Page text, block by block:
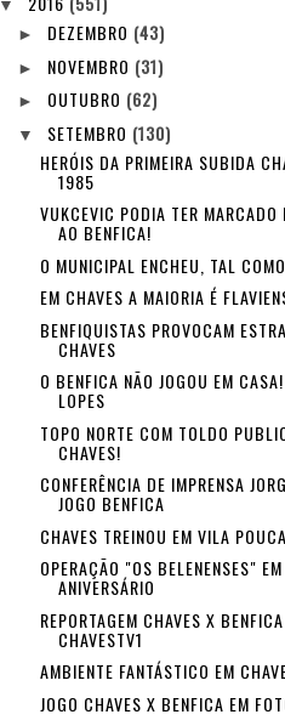
▼
► DEZEMBRO (43)
► NOVEMBRO (31)
► OUTUBRO (62)
▼ SETEMBRO (130)
HERÓIS DA PRIMEIRA SUBIDA
1985
VUKCEVIC PODIA TER MARCADO
AO BENFICA!
O MUNICIPAL ENCHEU, TAL COMO
EM CHAVES A MAIORIA É
BENFIQUISTAS PROVOCAM
CHAVES
O BENFICA NÃO JOGOU EM
LOPES
TOPO NORTE COM TOLDO
CHAVES!
CONFERÊNCIA DE IMPRENSA
JOGO BENFICA
CHAVES TREINOU EM VILA
OPERAÇÃO "OS BELENENSES"
ANIVERSÁRIO
REPORTAGEM CHAVES X
CHAVESTV1
AMBIENTE FANTÁSTICO EM
JOGO CHAVES X BENFICA EM